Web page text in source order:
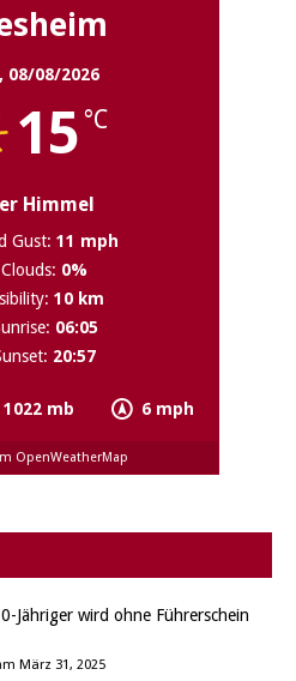
08/08/2026
15 °C
Himmel
1022 mb 6 mph
Gust: 11 mph
Clouds: 0%
10 km
06:05
20:57
OpenWeatherMap
Jähriger wird ohne Führerschein
März 31, 2025